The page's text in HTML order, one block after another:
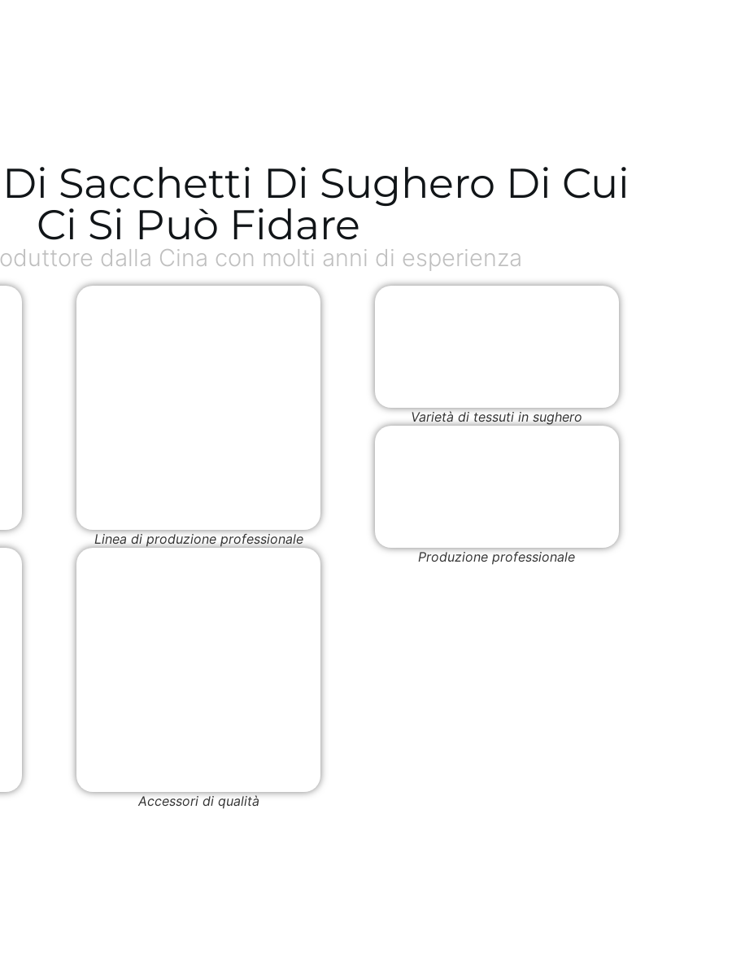
Sacchetti Di Sughero Di Cui
Ci Si Può Fidare
dalla Cina con molti anni di esperienza
Linea di produzione professionale
Accessori di qualità
Varietà di tessuti in sughero
Produzione professionale